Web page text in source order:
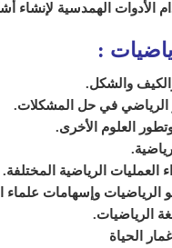
الأدوات الهمدسية لإنشاء
:
والشكل.
الرياضي في حل المشكلات.
العلوم الأخرى.
الرياضية المختلفة.
الرياضيات وإسهامات علماء
الرياضيات.
الحياة